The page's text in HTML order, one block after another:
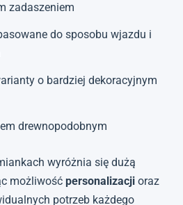
zadaszeniem
do sposobu wjazdu i
o bardziej dekoracyjnym
drewnopodobnym
wyróżnia się dużą
możliwość personalizacji oraz
potrzeb każdego